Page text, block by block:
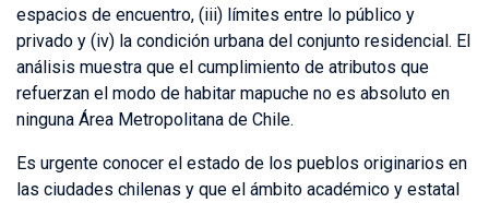
espacios de encuentro, (iii) límites entre lo público y
privado y (iv) la condición urbana del conjunto residencial. El
análisis muestra que el cumplimiento de atributos que
refuerzan el modo de habitar mapuche no es absoluto en
ninguna Área Metropolitana de Chile.
Es urgente conocer el estado de los pueblos originarios en
las ciudades chilenas y que el ámbito académico y estatal